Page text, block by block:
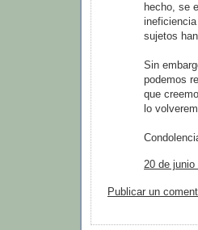
hecho, se
sujetos
Sin
podemos
que
lo
20 de junio
Publicar un